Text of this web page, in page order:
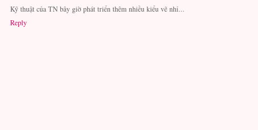
Kỹ thuật của TN bây giờ phát triển thêm nhiều kiểu vẽ nhỉ...
Reply